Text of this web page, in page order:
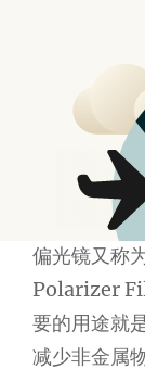
▲ 图1：偏
偏光镜
偏光镜又称
Polarizer
要的用途就
减少非金属